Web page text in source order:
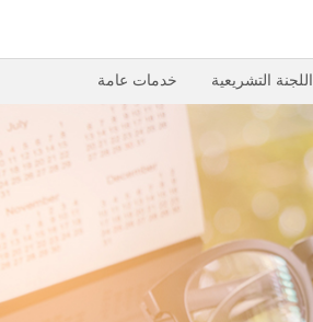
اللجنة التشريعية خدمات عامة